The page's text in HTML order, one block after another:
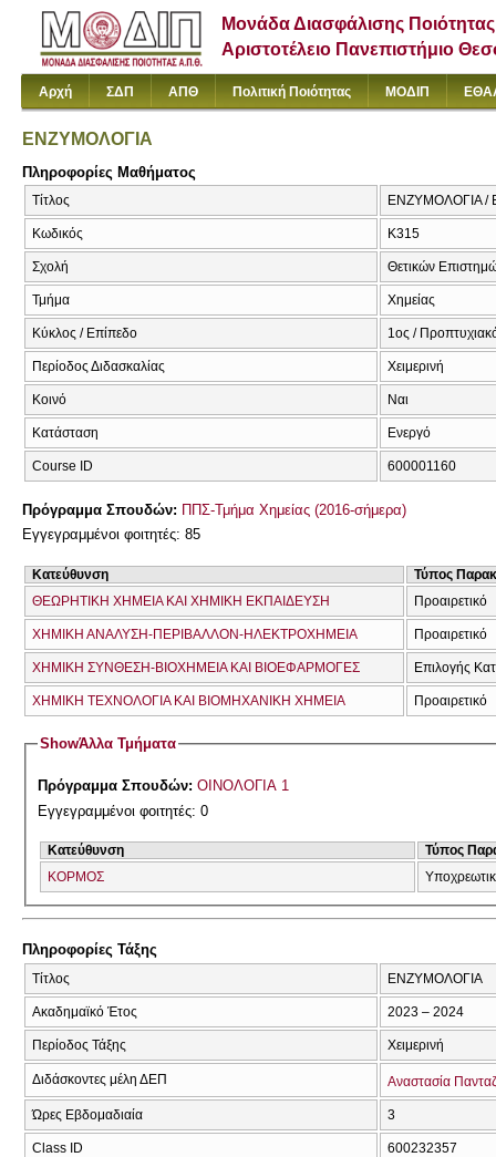
Μονάδα Διασφάλισης Ποιότητας
Αριστοτέλειο Πανεπιστήμιο
Αρχή ΣΔΠ ΑΠΘ Πολιτική Ποιότητας ΜΟΔΙΠ
ΕΝΖΥΜΟΛΟΓΙΑ
Πληροφορίες Μαθήματος
Τίτλος ΕΝΖΥΜΟΛΟΓΙΑ /
Κωδικός Κ315
Σχολή Θετικών
Τμήμα Χημείας
Κύκλος / Επίπεδο 1ος /
Περίοδος Διδασκαλίας Χειμερινή
Κοινό Ναι
Κατάσταση Ενεργό
Course ID 600001160
Πρόγραμμα Σπουδών: ΠΠΣ-Τμήμα Χημείας (2016-σήμερα)
Εγγεγραμμένοι φοιτητές: 85
Κατεύθυνση
Τύπος
ΘΕΩΡΗΤΙΚΗ ΧΗΜΕΙΑ ΚΑΙ ΧΗΜΙΚΗ ΕΚΠΑΙΔΕΥΣΗ
Προαιρετικό
ΧΗΜΙΚΗ ΑΝΑΛΥΣΗ-ΠΕΡΙΒΑΛΛΟΝ-ΗΛΕΚΤΡΟΧΗΜΕΙΑ Προαιρετικό
ΧΗΜΙΚΗ ΣΥΝΘΕΣΗ-ΒΙΟΧΗΜΕΙΑ ΚΑΙ ΒΙΟΕΦΑΡΜΟΓΕΣ Επιλογής
ΧΗΜΙΚΗ ΤΕΧΝΟΛΟΓΙΑ ΚΑΙ ΒΙΟΜΗΧΑΝΙΚΗ ΧΗΜΕΙΑ Προαιρετικό
ShowΆλλα Τμήματα
Πρόγραμμα Σπουδών:ΟΙΝΟΛΟΓΙΑ 1
Εγγεγραμμένοι φοιτητές: 0
Κατεύθυνση
Τύπος
ΚΟΡΜΟΣ
Πληροφορίες Τάξης
Τίτλος ΕΝΖΥΜΟΛΟΓΙΑ
Ακαδημαϊκό Έτος 2023 – 2024
Περίοδος Τάξης Χειμερινή
Διδάσκοντες μέλη ΔΕΠ Αναστασία
Ώρες Εβδομαδιαία 3
Class ID 600232357